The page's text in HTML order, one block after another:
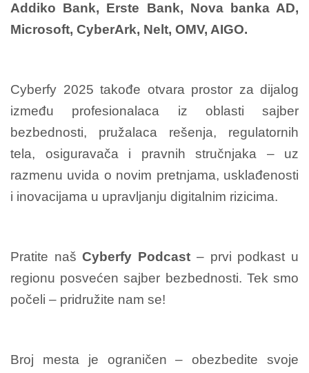
Addiko Bank, Erste Bank, Nova banka AD,
Microsoft, CyberArk, Nelt, OMV, AIGO.
Cyberfy 2025 takođe otvara prostor za dijalog
između profesionalaca iz oblasti sajber
bezbednosti, pružalaca rešenja, regulatornih
tela, osiguravača i pravnih stručnjaka – uz
razmenu uvida o novim pretnjama, usklađenosti
i inovacijama u upravljanju digitalnim rizicima.
Pratite našCyberfy Podcast – prvi podkast u
regionu posvećen sajber bezbednosti. Tek smo
počeli – pridružite nam se!
Broj mesta je ograničen – obezbedite svoje